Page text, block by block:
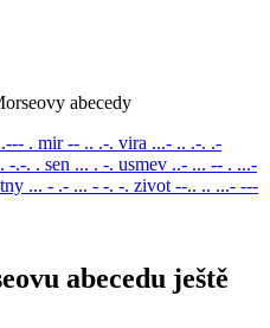
abecedy
. mir -- .. .-. vira ...- .. .-. .-
-.-. . sen ... . -. usmev ..- ... -- . ...-
... - .- ... - -. -. zivot --.. .. ...- ---
abecedu ještě